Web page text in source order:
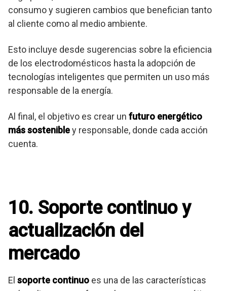
consumo y sugieren cambios que benefician tanto
al cliente como al medio ambiente.
Esto incluye desde sugerencias sobre la eficiencia
de los electrodomésticos hasta la adopción de
tecnologías inteligentes que permiten un uso más
responsable de la energía.
Al final, el objetivo es crear un futuro energético
más sostenibley responsable, donde cada acción
cuenta.
10. Soporte continuo y
actualización del
mercado
El soporte continuo es una de las características